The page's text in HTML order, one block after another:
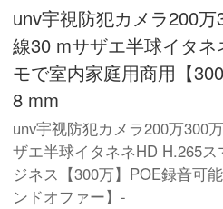
unv宇視防犯カメラ200
線30 mサザエ半球イタ
モで室内家庭用商用【
8 mm
unv宇视防犯カメラ200万300
ザエ半球イタネネHD H.265
ジネス【300万】POE録音可
ンドオファー】-